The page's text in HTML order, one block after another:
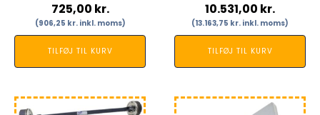
725,00 kr.
(906,25 kr.inkl. moms)
TILFØJ TIL KURV
10.531,00 kr.
(13.163,75 kr. inkl. moms)
TILFØJ TIL KURV